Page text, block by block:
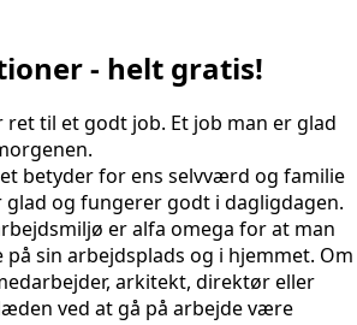
- helt gratis!
ret til et godt job. Et job man er glad
betyder for ens selvværd og familie
glad og fungerer godt i dagligdagen.
er alfa omega for at man
sin arbejdsplads og i hjemmet. Om
arkitekt, direktør eller
ved at gå på arbejde være